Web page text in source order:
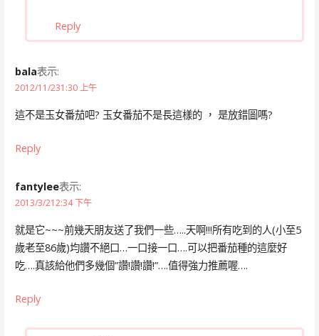
Reply
bala表示:
2012/11/231:30 上午
這不是玉女番茄吧? 玉女番茄不是長這樣的 ， 是放錯圖嗎?
Reply
fantylee表示:
2013/3/212:34 下午
就是它~~~前幾天朋友送了我們一些…..天啊!!!所有吃到的人(小至5
歲老至86歲)均讚不絕口…一口接一口….可以把番茄種的這麼好
吃….真該給他們多幾個”讚!讚!讚!”….值得強力推薦喔….
Reply